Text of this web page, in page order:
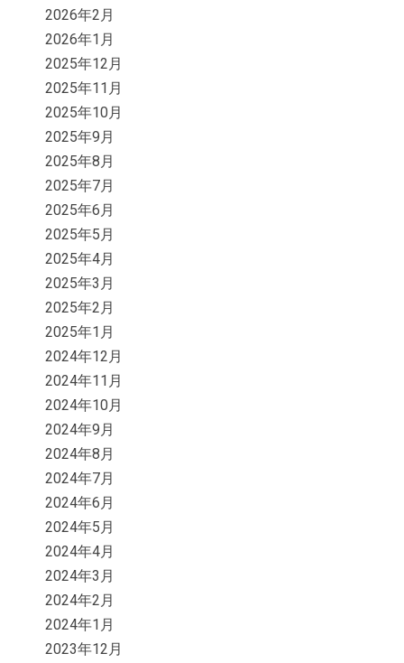
2026年2月
2026年1月
2025年12月
2025年11月
2025年10月
2025年9月
2025年8月
2025年7月
2025年6月
2025年5月
2025年4月
2025年3月
2025年2月
2025年1月
2024年12月
2024年11月
2024年10月
2024年9月
2024年8月
2024年7月
2024年6月
2024年5月
2024年4月
2024年3月
2024年2月
2024年1月
2023年12月